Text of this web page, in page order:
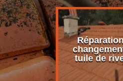
de
21
tuile de